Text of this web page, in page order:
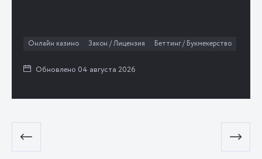
Онлайн казино Закон / Лицензия Беттинг / Букмекерство
Обновлено 04 августа 2026